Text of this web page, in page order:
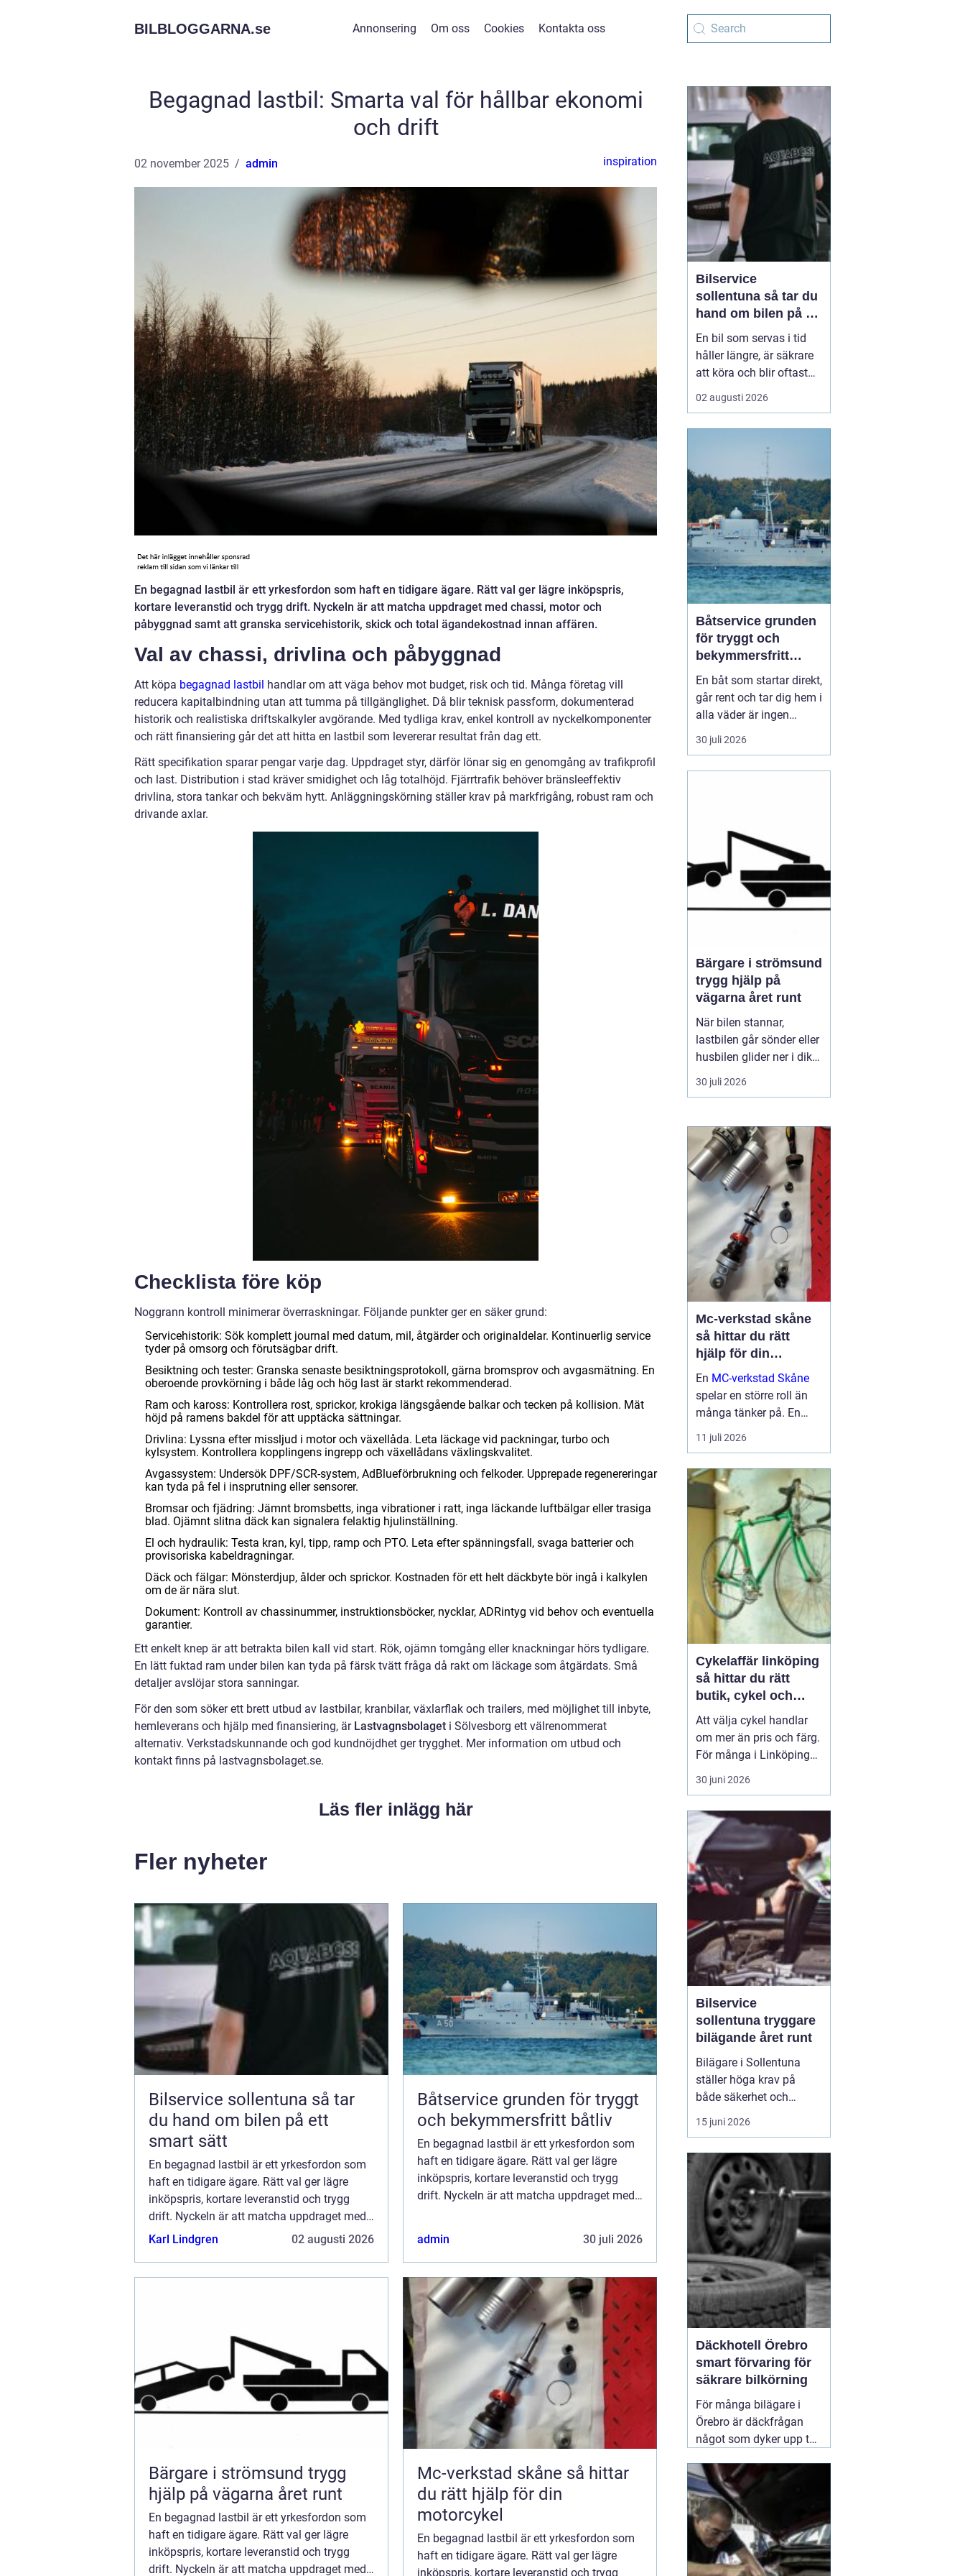
BILBLOGGARNA.se Annonsering Om oss Cookies Kontakta oss
Begagnad lastbil: Smarta val för hållbar ekonomi
och drift
02 november 2025 admin inspiration
En begagnad lastbil är ett yrkesfordon som haft en tidigare ägare. Rätt val ger lägre inköpspris,
kortare leveranstid och trygg drift. Nyckeln är att matcha uppdraget med chassi, motor och
påbyggnad samt att granska servicehistorik, skick och total ägandekostnad innan affären.
Val av chassi, drivlina och påbyggnad
Att köpa begagnad lastbil handlar om att väga behov mot budget, risk och tid. Många företag vill
reducera kapitalbindning utan att tumma på tillgänglighet. Då blir teknisk passform, dokumenterad
historik och realistiska driftskalkyler avgörande. Med tydliga krav, enkel kontroll av nyckelkomponenter
och rätt finansiering går det att hitta en lastbil som levererar resultat från dag ett.
Rätt specifikation sparar pengar varje dag. Uppdraget styr, därför lönar sig en genomgång av trafikprofil
och last. Distribution i stad kräver smidighet och låg totalhöjd. Fjärrtrafik behöver bränsleeffektiv
drivlina, stora tankar och bekväm hytt. Anläggningskörning ställer krav på markfrigång, robust ram och
drivande axlar.
Checklista före köp
Noggrann kontroll minimerar överraskningar. Följande punkter ger en säker grund:
Servicehistorik: Sök komplett journal med datum, mil, åtgärder och originaldelar. Kontinuerlig service
tyder på omsorg och förutsägbar drift.
Besiktning och tester: Granska senaste besiktningsprotokoll, gärna bromsprov och avgasmätning. En
oberoende provkörning i både låg och hög last är starkt rekommenderad.
Ram och kaross: Kontrollera rost, sprickor, krokiga längsgående balkar och tecken på kollision. Mät
höjd på ramens bakdel för att upptäcka sättningar.
Drivlina: Lyssna efter missljud i motor och växellåda. Leta läckage vid packningar, turbo och
kylsystem. Kontrollera kopplingens ingrepp och växellådans växlingskvalitet.
Avgassystem: Undersök DPF/SCR-system, AdBlueförbrukning och felkoder. Upprepade regenereringar
kan tyda på fel i insprutning eller sensorer.
Bromsar och fjädring: Jämnt bromsbetts, inga vibrationer i ratt, inga läckande luftbälgar eller trasiga
blad. Ojämnt slitna däck kan signalera felaktig hjulinställning.
El och hydraulik: Testa kran, kyl, tipp, ramp och PTO. Leta efter spänningsfall, svaga batterier och
provisoriska kabeldragningar.
Däck och fälgar: Mönsterdjup, ålder och sprickor. Kostnaden för ett helt däckbyte bör ingå i kalkylen
om de är nära slut.
Dokument: Kontroll av chassinummer, instruktionsböcker, nycklar, ADRintyg vid behov och eventuella
garantier.
Ett enkelt knep är att betrakta bilen kall vid start. Rök, ojämn tomgång eller knackningar hörs tydligare.
En lätt fuktad ram under bilen kan tyda på färsk tvätt fråga då rakt om läckage som åtgärdats. Små
detaljer avslöjar stora sanningar.
För den som söker ett brett utbud av lastbilar, kranbilar, växlarflak och trailers, med möjlighet till inbyte,
hemleverans och hjälp med finansiering, är Lastvagnsbolaget i Sölvesborg ett välrenommerat
alternativ. Verkstadskunnande och god kundnöjdhet ger trygghet. Mer information om utbud och
kontakt finns på lastvagnsbolaget.se.
Läs fler inlägg här
Fler nyheter
Bilservice sollentuna så tar
du hand om bilen på ett
smart sätt
En begagnad lastbil är ett yrkesfordon som
haft en tidigare ägare. Rätt val ger lägre
inköpspris, kortare leveranstid och trygg
drift. Nyckeln är att matcha uppdraget med
chassi, motor och påbyggnad samt att
Karl Lindgren 02 augusti 2026
Båtservice grunden för tryggt
och bekymmersfritt båtliv
En begagnad lastbil är ett yrkesfordon som
haft en tidigare ägare. Rätt val ger lägre
inköpspris, kortare leveranstid och trygg
drift. Nyckeln är att matcha uppdraget med
admin 30 juli 2026
Bärgare i strömsund trygg
hjälp på vägarna året runt
En begagnad lastbil är ett yrkesfordon som
haft en tidigare ägare. Rätt val ger lägre
inköpspris, kortare leveranstid och trygg
drift. Nyckeln är att matcha uppdraget med
Mc-verkstad skåne så hittar
du rätt hjälp för din
motorcykel
En begagnad lastbil är ett yrkesfordon som
haft en tidigare ägare. Rätt val ger lägre
inköpspris, kortare leveranstid och trygg
Bilservice
sollentuna så tar du
hand om bilen på ett
smart sätt
En bil som servas i tid
håller längre, är säkrare
att köra och blir oftast
billigare i längden. För
den som kör mycket i
Med r...
02 augusti 2026
Båtservice grunden
för tryggt och
bekymmersfritt
båtliv
En båt som startar direkt,
går rent och tar dig hem i
alla väder är ingen
slump. Bakom varje
problemfri båttur ligger
väntar tills något går
sönder, men den s...
30 juli 2026
Bärgare i strömsund
trygg hjälp på
vägarna året runt
När bilen stannar,
lastbilen går sönder eller
husbilen glider ner i diket
är behovet enkelt: snabb,
trygg och lugn hjälp på
de omgivande delarna
av Jämtland och södra
Lappland spelar
bärgningsfirmorna en
avgörande roll för att ...
30 juli 2026
Mc-verkstad skåne
så hittar du rätt
hjälp för din
motorcykel
En MC-verkstad Skåne
spelar en större roll än
många tänker på. En
välskött hoj är inte bara
en fråga om körglädje,
ekonomi och livslängd
på din motorcykel. För
den som kör mycket...
11 juli 2026
Cykelaffär linköping
så hittar du rätt
butik, cykel och
service
Att välja cykel handlar
om mer än pris och färg.
För många i Linköping
har cykeln blivit en viktig
del av vardagen för
fritid. En bracykelaffär
Linköpingkan göra ...
30 juni 2026
Bilservice
sollentuna tryggare
bilägande året runt
Bilägare i Sollentuna
ställer höga krav på
både säkerhet och
komfort. Vägarna växlar
mellan motorväg,
smågator med gupp och
trottoarkanter. För att
bilen ska hålla över tid
och vara säker för både
förare och passagerare
behövs regelbu...
15 juni 2026
Däckhotell Örebro
smart förvaring för
säkrare bilkörning
För många bilägare i
Örebro är däckfrågan
något som dyker upp två
känns som ett
nödvändigt ont. Tunga
lyft, smutsiga hjul och
jakt på förvaringsplats i
förråd eller garage gör
att däckbytet gärna